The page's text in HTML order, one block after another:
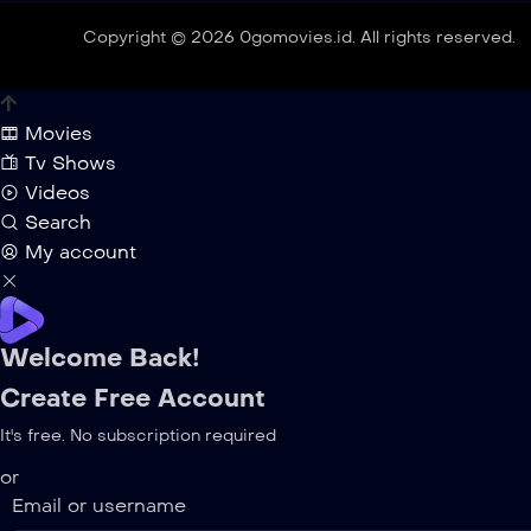
Copyright © 2026 0gomovies.id. All rights reserved.
Movies
Tv Shows
Videos
Search
My account
Welcome Back!
Create Free Account
It's free. No subscription required
or
Email or username